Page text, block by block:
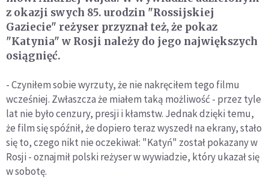
z okazji swych 85. urodzin "Rossijskiej
Gaziecie" reżyser przyznał też, że pokaz
"Katynia" w Rosji należy do jego największych
osiągnięć.
- Czyniłem sobie wyrzuty, że nie nakręciłem tego filmu
wcześniej. Zwłaszcza że miałem taką możliwość - przez tyle
lat nie było cenzury, presji i kłamstw. Jednak dzięki temu,
że film się spóźnił, że dopiero teraz wyszedł na ekrany, stało
się to, czego nikt nie oczekiwał: "Katyń" został pokazany w
Rosji - oznajmił polski reżyser w wywiadzie, który ukazał się
w sobotę.